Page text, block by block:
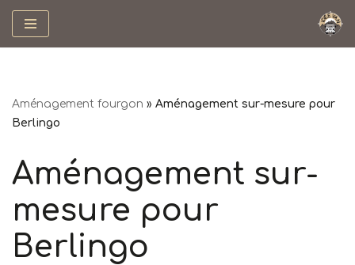
Aménagement fourgon » Aménagement sur-mesure pour
Berlingo
Aménagement sur-
mesure pour
Berlingo